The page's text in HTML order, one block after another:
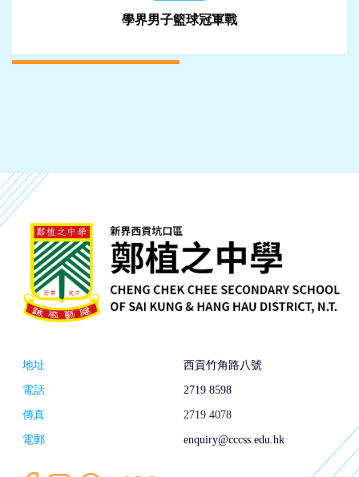
學界男子籃球冠軍戰
地址
西貢竹角路八號
電話
2719 8598
傳真
2719 4078
電郵
enquiry@cccss.edu.hk